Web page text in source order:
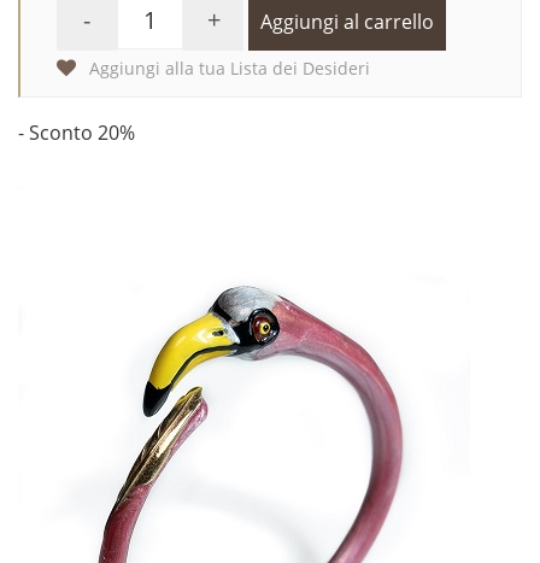
- + Aggiungi al carrello
Aggiungi alla tua Lista dei Desideri
- Sconto 20%